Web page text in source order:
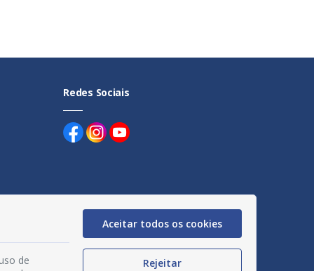
Redes Sociais
de
Aceitar todos os cookies
Rejeitar